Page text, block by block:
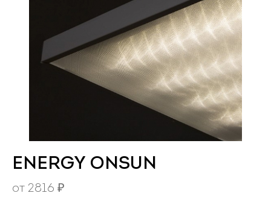
ENERGY ONSUN
от 2816 ₽